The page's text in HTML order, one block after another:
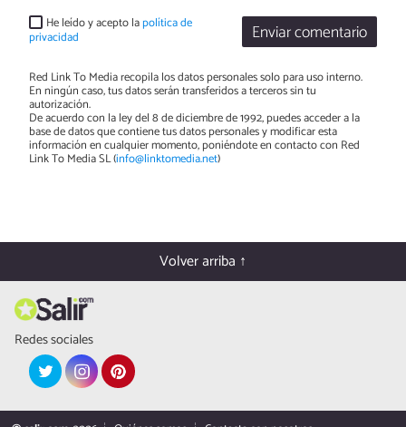
Enviar comentario
He leído y acepto lapolítica de
privacidad
Red Link To Media recopila los datos personales solo para uso interno.
En ningún caso, tus datos serán transferidos a terceros sin tu
autorización.
De acuerdo con la ley del 8 de diciembre de 1992, puedes acceder a la
base de datos que contiene tus datos personales y modificar esta
información en cualquier momento, poniéndote en contacto con Red
Link To Media SL (info@linktomedia.net)
Volver arriba ↑
Redes sociales